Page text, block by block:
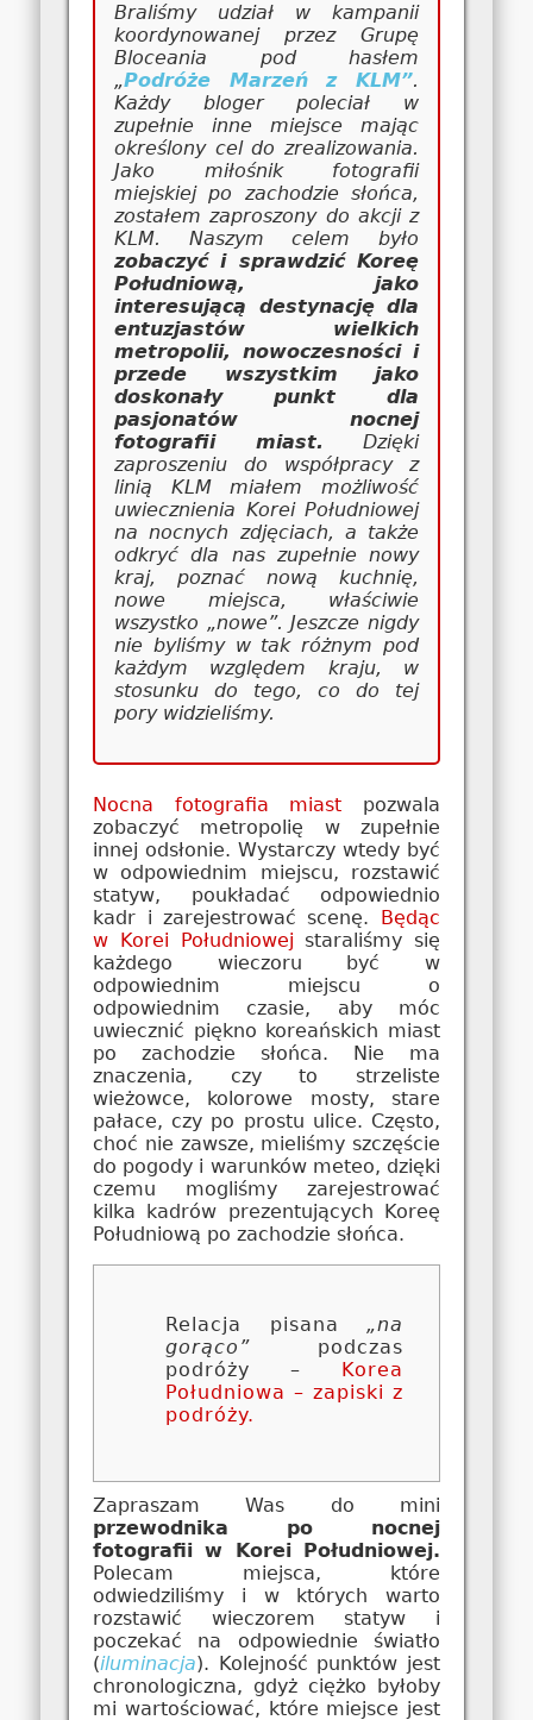
Braliśmy udział w kampanii
koordynowanej przez Grupę
Bloceania pod hasłem
„Podróże Marzeń z KLM”.
Każdy bloger poleciał w
zupełnie inne miejsce mając
określony cel do zrealizowania.
Jako miłośnik fotografii
miejskiej po zachodzie słońca,
zostałem zaproszony do akcji z
KLM. Naszym celem było
zobaczyć i sprawdzić Koreę
Południową, jako
interesującą destynację dla
entuzjastów wielkich
metropolii, nowoczesności i
przede wszystkim jako
doskonały punkt dla
pasjonatów nocnej
fotografii miast.
Dzięki
zaproszeniu do współpracy z
linią KLM miałem możliwość
uwiecznienia Korei Południowej
na nocnych zdjęciach, a także
odkryć dla nas zupełnie nowy
kraj, poznać nową kuchnię,
nowe miejsca, właściwie
wszystko „nowe”. Jeszcze nigdy
nie byliśmy w tak różnym pod
każdym względem kraju, w
stosunku do tego, co do tej
pory widzieliśmy.
Nocna fotografia miast pozwala
zobaczyć metropolię w zupełnie
innej odsłonie. Wystarczy wtedy być
w odpowiednim miejscu, rozstawić
statyw, poukładać odpowiednio
kadr i zarejestrować scenę.
Będąc
w Korei Południowej staraliśmy się
każdego wieczoru być w
odpowiednim miejscu o
odpowiednim czasie, aby móc
uwiecznić piękno koreańskich miast
po zachodzie słońca. Nie ma
znaczenia, czy to strzeliste
wieżowce, kolorowe mosty, stare
pałace, czy po prostu ulice. Często,
choć nie zawsze, mieliśmy szczęście
do pogody i warunków meteo, dzięki
czemu mogliśmy zarejestrować
kilka kadrów prezentujących Koreę
Południową po zachodzie słońca.
Relacja pisana „na
gorąco” podczas
podróży –
Korea
Południowa – zapiski z
podróży.
Zapraszam Was do mini
przewodnika po nocnej
fotografii w Korei Południowej.
Polecam miejsca, które
odwiedziliśmy i w których warto
rozstawić wieczorem statyw i
poczekać na odpowiednie światło
(iluminacja). Kolejność punktów jest
chronologiczna, gdyż ciężko byłoby
mi wartościować, które miejsce jest